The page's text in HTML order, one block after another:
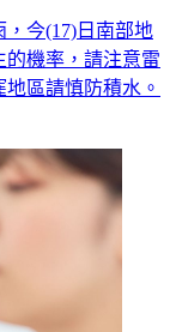
今(17)日南部地
的機率，請注意雷
區請慎防積水。